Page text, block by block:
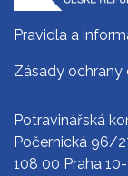
Pravidla a
Zásady ochrany
Potravinářská
Počernická 96/
108 00 Praha